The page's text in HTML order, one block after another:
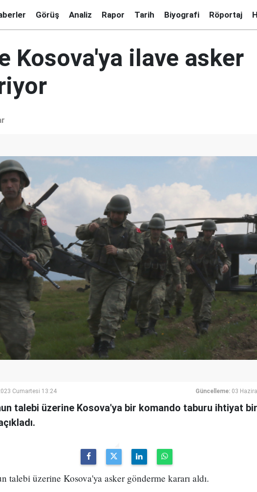
Görüş Analiz Rapor Tarih Biyografi Röportaj
Kosova'ya ilave asker
Cumartesi 13:24 Güncelleme: 03
talebi üzerine Kosova'ya bir komando taburu ihtiyat
talebi üzerine Kosova'ya asker gönderme kararı aldı.